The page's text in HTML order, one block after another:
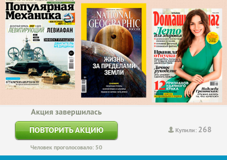
Купили: 268
Акция завершилась
ПОВТОРИТЬ АКЦИЮ
Человек проголосовало: 50